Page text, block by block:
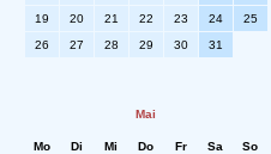
19
20 21 22 23 24
25
26
27 28 29 30 31
Mai
Mo Di Mi Do Fr Sa
So